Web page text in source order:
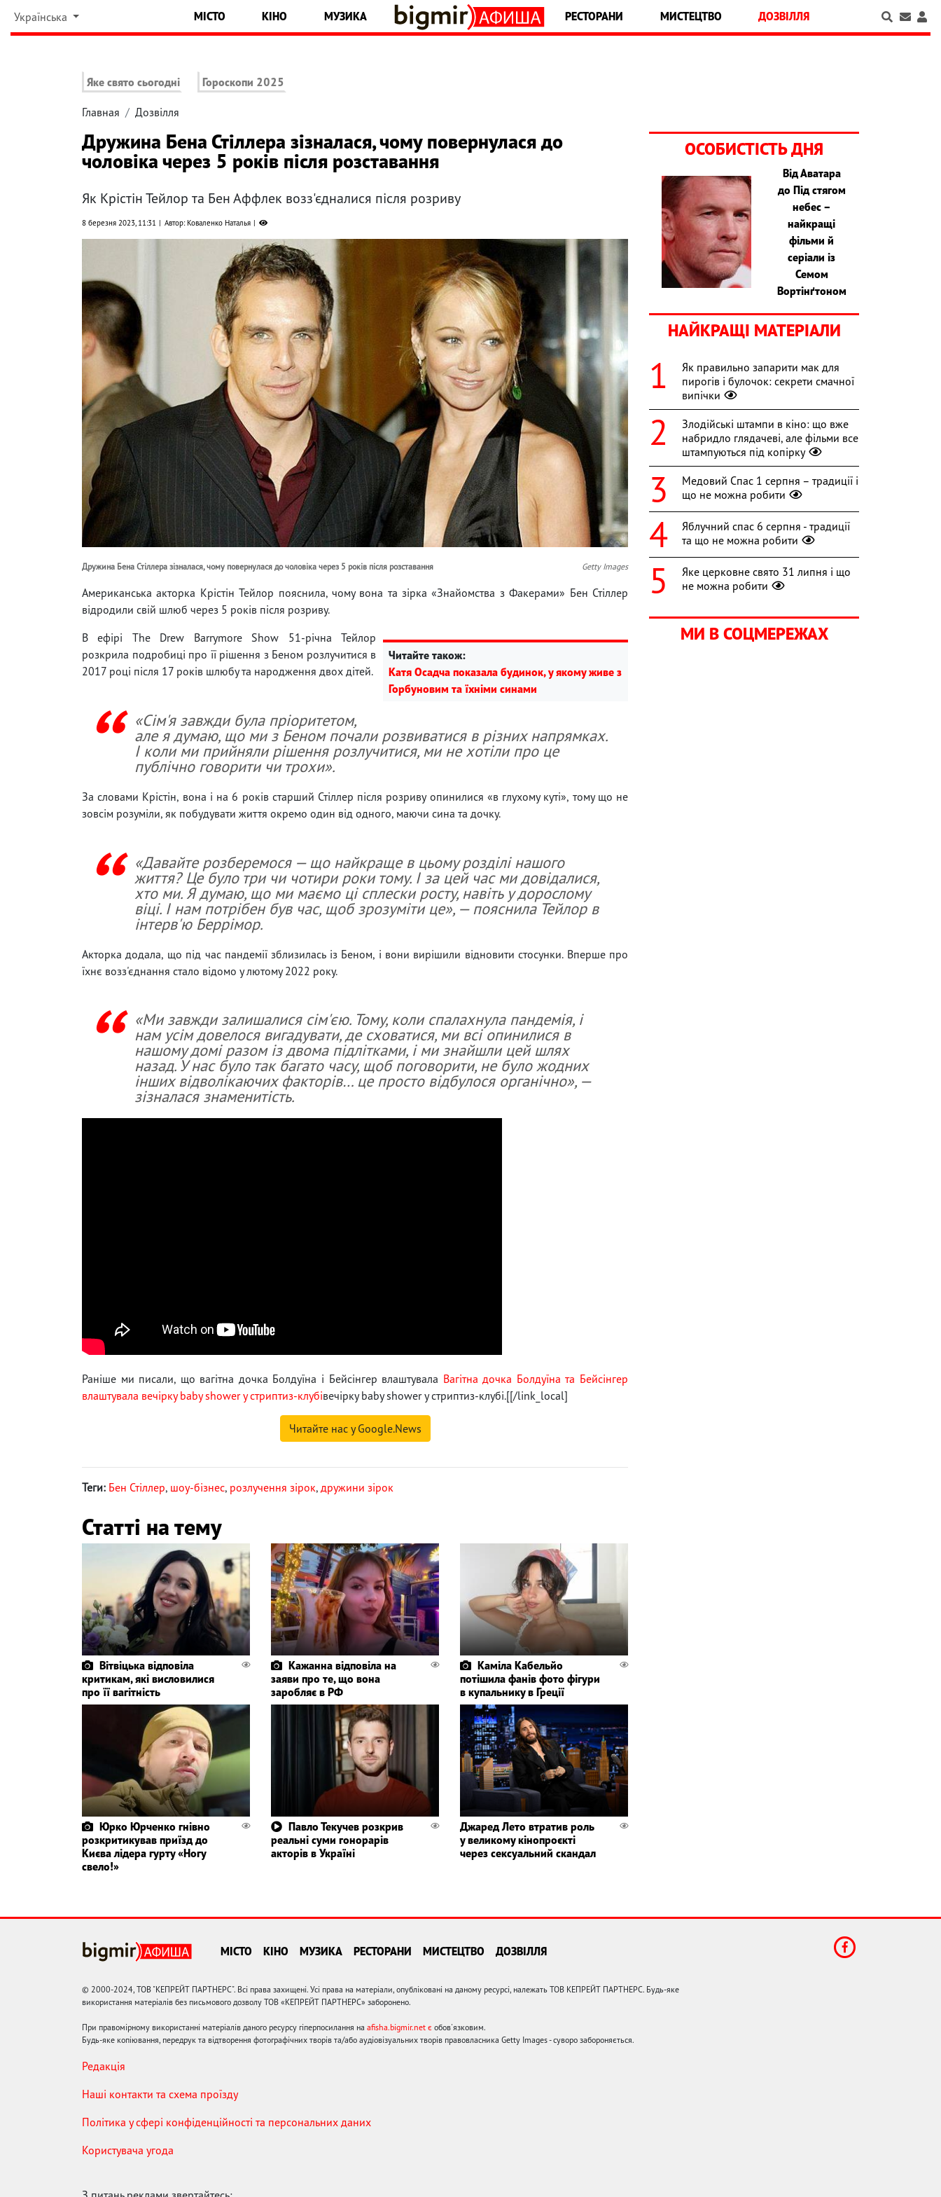
Українська МІСТО КІНО МУЗИКА РЕСТОРАНИ МИСТЕЦТВО ДОЗВІЛЛЯ
Яке свято сьогодні Гороскопи 2025
Главная Дозвілля
Дружина Бена Стіллера зізналася, чому повернулася до
чоловіка через 5 років після розставання
Як Крістін Тейлор та Бен Аффлек возз'єдналися після розриву
8 березня 2023, 11:31 Автор: Коваленко Наталья
Дружина Бена Стіллера зізналася, чому повернулася до чоловіка через 5 років після розставання Getty Images
Американська акторка Крістін Тейлор пояснила, чому вона та зірка «Знайомства з Факерами» Бен Стіллер
відродили свій шлюб через 5 років після розриву.
Читайте також:
Катя Осадча показала будинок, у якому живе з
Горбуновим та їхніми синами
В ефірі The Drew Barrymore Show 51-річна Тейлор
розкрила подробиці про її рішення з Беном розлучитися в
2017 році після 17 років шлюбу та народження двох дітей.
«Сім'я завжди була пріоритетом,
але я думаю, що ми з Беном почали розвиватися в різних напрямках.
І коли ми прийняли рішення розлучитися, ми не хотіли про це
публічно говорити чи трохи».
За словами Крістін, вона і на 6 років старший Стіллер після розриву опинилися «в глухому куті», тому що не
зовсім розуміли, як побудувати життя окремо один від одного, маючи сина та дочку.
«Давайте розберемося — що найкраще в цьому розділі нашого
життя? Це було три чи чотири роки тому. І за цей час ми довідалися,
хто ми. Я думаю, що ми маємо ці сплески росту, навіть у дорослому
віці. І нам потрібен був час, щоб зрозуміти це», — пояснила Тейлор в
інтерв'ю Беррімор.
Акторка додала, що під час пандемії зблизилась із Беном, і вони вирішили відновити стосунки. Вперше про
їхнє возз'єднання стало відомо у лютому 2022 року.
«Ми завжди залишалися сім'єю. Тому, коли спалахнула пандемія, і
нам усім довелося вигадувати, де сховатися, ми всі опинилися в
нашому домі разом із двома підлітками, і ми знайшли цей шлях
назад. У нас було так багато часу, щоб поговорити, не було жодних
інших відволікаючих факторів… це просто відбулося органічно», —
зізналася знаменитість.
Раніше ми писали, що вагітна дочка Болдуїна і Бейсінгер влаштувала Вагітна дочка Болдуїна та Бейсінгер
влаштувала вечірку baby shower у стриптиз-клубівечірку baby shower у стриптиз-клубі.[[/link_local]
Читайте нас у Google.News
Теги: Бен Стіллер, шоу-бізнес, розлучення зірок, дружини зірок
Статті на тему
Вітвіцька відповіла
критикам, які висловилися
про її вагітність
Кажанна відповіла на
заяви про те, що вона
заробляє в РФ
Каміла Кабельйо
потішила фанів фото фігури
в купальнику в Греції
Юрко Юрченко гнівно
розкритикував приїзд до
Києва лідера гурту «Ногу
свело!»
Павло Текучев розкрив
реальні суми гонорарів
акторів в Україні
Джаред Лето втратив роль
у великому кінопроєкті
через сексуальний скандал
ОСОБИСТІСТЬ ДНЯ
Від Аватара
до Під стягом
небес –
найкращі
фільми й
серіали із
Семом
Вортінґтоном
НАЙКРАЩІ МАТЕРІАЛИ
Як правильно запарити мак для
пирогів і булочок: секрети смачної
випічки
Злодійські штампи в кіно: що вже
набридло глядачеві, але фільми все
штампуються під копірку
Медовий Спас 1 серпня – традиції і
що не можна робити
Яблучний спас 6 серпня - традиції
та що не можна робити
Яке церковне свято 31 липня і що
не можна робити
МИ В СОЦМЕРЕЖАХ
МІСТО КІНО МУЗИКА РЕСТОРАНИ МИСТЕЦТВО ДОЗВІЛЛЯ
© 2000-2024, ТОВ "КЕПРЕЙТ ПАРТНЕРС". Всі права захищені. Усі права на матеріали, опубліковані на даному ресурсі, належать ТОВ КЕПРЕЙТ ПАРТНЕРС. Будь-яке
використання матеріалів без письмового дозволу ТОВ «КЕПРЕЙТ ПАРТНЕРС» заборонено.
При правомірному використанні матеріалів даного ресурсу гіперпосилання на afisha.bigmir.net є обов'язковим.
Будь-яке копіювання, передрук та відтворення фотографічних творів та/або аудіовізуальних творів правовласника Getty Images - суворо забороняється.
Редакція
Наші контакти та схема проїзду
Політика у сфері конфіденційності та персональних даних
Користувача угода